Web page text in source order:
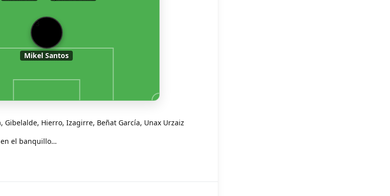
13
Mikel Santos
Hierro, Izagirre, Beñat García, Unax Urzaiz
el banquillo…